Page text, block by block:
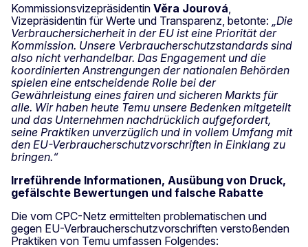
Kommissionsvizepräsidentin Věra Jourová
Vizepräsidentin für Werte und Transparenz, betonte: „Die
Verbrauchersicherheit in der EU ist eine Priorität der
Kommission. Unsere Verbraucherschutzstandards sind
also nicht verhandelbar. Das Engagement und die
koordinierten Anstrengungen der nationalen Behörden
spielen eine entscheidende Rolle bei der
Gewährleistung eines fairen und sicheren Markts für
alle. Wir haben heute Temu unsere Bedenken mitgeteilt
und das Unternehmen nachdrücklich aufgefordert,
seine Praktiken unverzüglich und in vollem Umfang mit
den EU-Verbraucherschutzvorschriften in Einklang zu
bringen.“
Irreführende Informationen, Ausübung von Druck,
gefälschte Bewertungen und falsche Rabatte
Die vom CPC-Netz ermittelten problematischen und
gegen EU-Verbraucherschutzvorschriften verstoßenden
Praktiken von Temu umfassen Folgendes: